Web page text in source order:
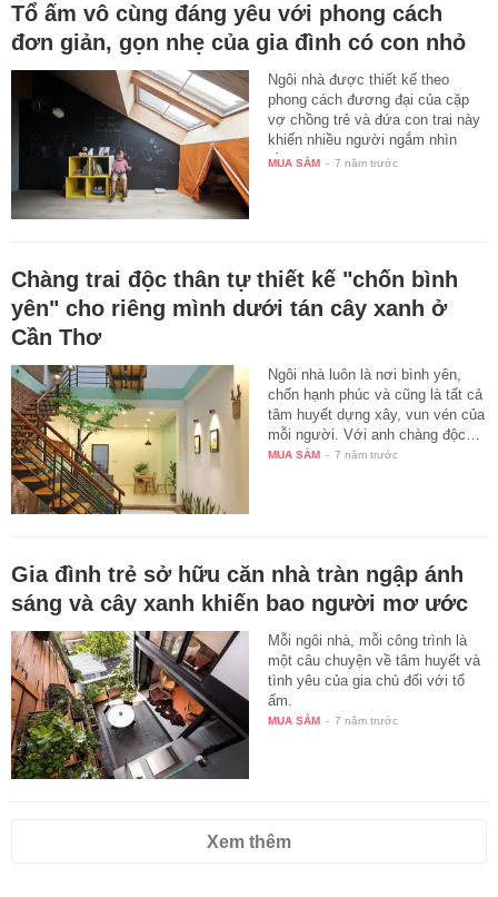
Tổ ấm vô cùng đáng yêu với phong cách
đơn giản, gọn nhẹ của gia đình có con nhỏ
Ngôi nhà được thiết kế theo
phong cách đương đại của cặp
vợ chồng trẻ và đứa con trai này
khiến nhiều người ngắm nhìn
đều…
MUA SẮM - 7 năm trước
Chàng trai độc thân tự thiết kế "chốn bình
yên" cho riêng mình dưới tán cây xanh ở
Cần Thơ
Ngôi nhà luôn là nơi bình yên,
chốn hạnh phúc và cũng là tất cả
tâm huyết dựng xây, vun vén của
mỗi người. Với anh chàng độc…
MUA SẮM - 7 năm trước
Gia đình trẻ sở hữu căn nhà tràn ngập ánh
sáng và cây xanh khiến bao người mơ ước
Mỗi ngôi nhà, mỗi công trình là
một câu chuyện về tâm huyết và
tình yêu của gia chủ đối với tổ
ấm.
MUA SẮM - 7 năm trước
Xem thêm